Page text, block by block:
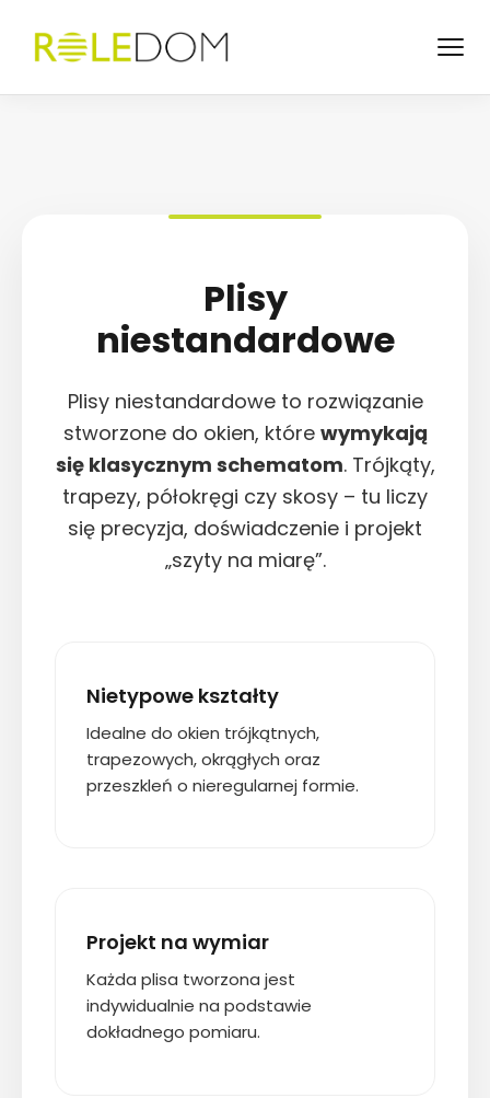
Oferta
Plisy
niestandardowe
Plisy niestandardowe to rozwiązanie
stworzone do okien, które wymykają
się klasycznym schematom. Trójkąty,
trapezy, półokręgi czy skosy – tu liczy
się precyzja, doświadczenie i projekt
„szyty na miarę”.
Nietypowe kształty
Idealne do okien trójkątnych,
trapezowych, okrągłych oraz
przeszkleń o nieregularnej formie.
Projekt na wymiar
Każda plisa tworzona jest
indywidualnie na podstawie
dokładnego pomiaru.